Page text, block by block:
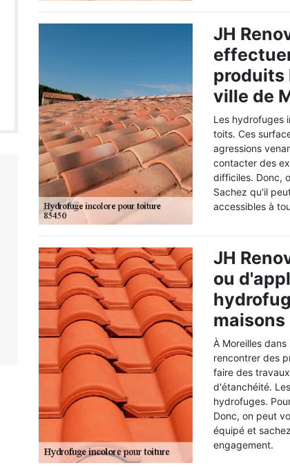
JH
produits
ville de
Les hydrofuges
toits. Ces
agressions
contacter des
difficiles. Donc,
Sachez qu'il
accessibles à
JH
ou
maisons
À Moreilles
rencontrer des
faire des
d'étanchéité.
hydrofuges.
Donc, on peut
équipé et
engagement.